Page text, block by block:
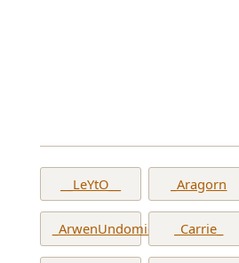
__LeYtO__ _Aragorn
_ArwenUndomiel_ _Carrie_